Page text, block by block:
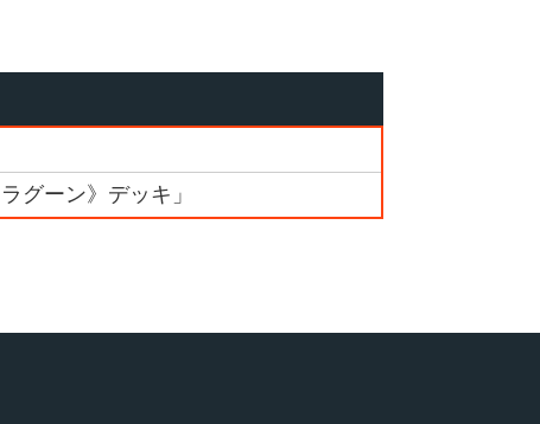
グーン》デッキ」